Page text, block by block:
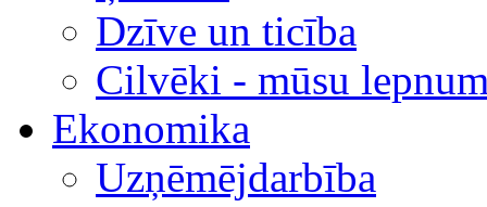
Dzīve un ticība
Cilvēki - mūsu
Ekonomika
Uzņēmējdarbība